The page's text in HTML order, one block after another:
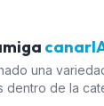
una
dentro de la